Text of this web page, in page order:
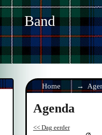
Band
Home
Agenda
<< Dag eerder